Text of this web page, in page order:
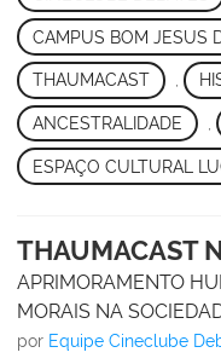
CAMPUS BOM JESUS
THAUMACAST ,
ANCESTRALIDADE
ESPAÇO CULTURAL
THAUMACAST
APRIMORAMENTO
MORAIS NA
por Equipe Cineclube